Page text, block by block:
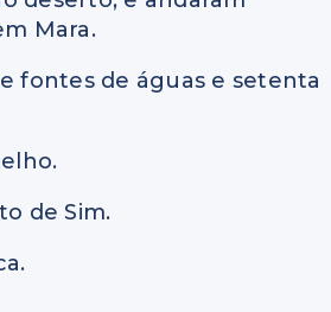
Mara.
fontes de águas e setenta
de Sim.